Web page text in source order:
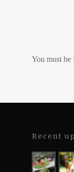
You must be
Recent